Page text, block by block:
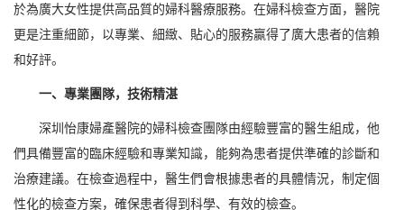
於為廣大女性提供高品質的婦科醫療服務。在婦科檢查方面，醫院
更是注重細節，以專業、細緻、貼心的服務贏得了廣大患者的信賴
和好評。
一、專業團隊，技術精湛
深圳怡康婦產醫院的婦科檢查團隊由經驗豐富的醫生組成，他
們具備豐富的臨床經驗和專業知識，能夠為患者提供準確的診斷和
治療建議。在檢查過程中，醫生們會根據患者的具體情況，制定個
性化的檢查方案，確保患者得到科學、有效的檢查。